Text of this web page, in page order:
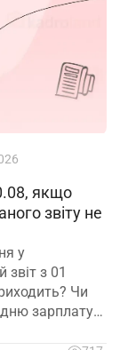
якщо
звіту не
у
з 01
Чи
зарплату